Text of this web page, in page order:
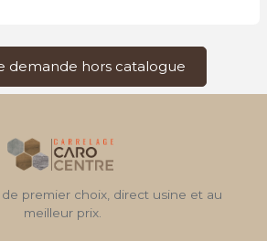
demande hors catalogue
premier choix, direct usine et au
meilleur prix.